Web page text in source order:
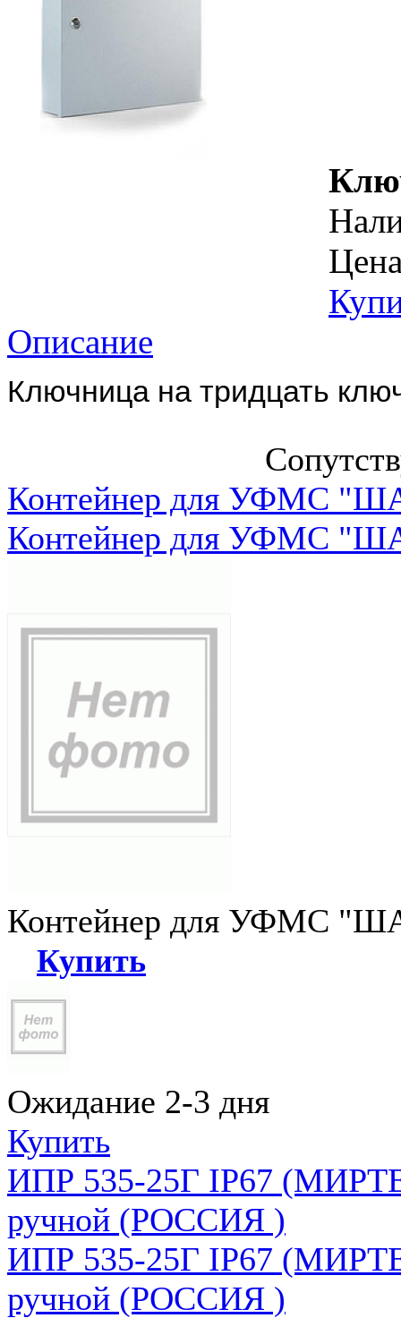
Описание
Ключница на тридцать
Контейнер для УФМС
Контейнер для УФМС
Контейнер для УФМС
Купить
Ожидание 2-3 дня
Купить
ИПР 535-25Г IP67
ручной (РОССИЯ )
ИПР 535-25Г IP67
ручной (РОССИЯ )